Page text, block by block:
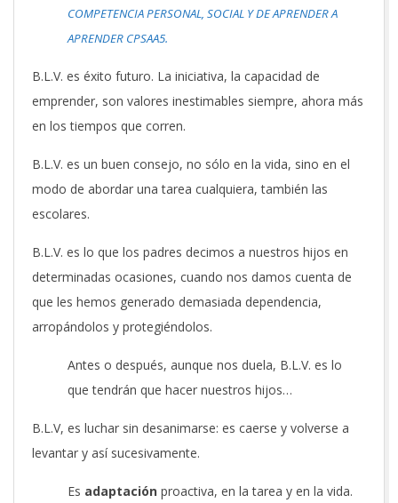
COMPETENCIA PERSONAL, SOCIAL Y DE APRENDER A
APRENDER CPSAA5.
B.L.V. es éxito futuro. La iniciativa, la capacidad de
emprender, son valores inestimables siempre, ahora más
en los tiempos que corren.
B.L.V. es un buen consejo, no sólo en la vida, sino en el
modo de abordar una tarea cualquiera, también las
escolares.
B.L.V. es lo que los padres decimos a nuestros hijos en
determinadas ocasiones, cuando nos damos cuenta de
que les hemos generado demasiada dependencia,
arropándolos y protegiéndolos.
Antes o después, aunque nos duela, B.L.V. es lo
que tendrán que hacer nuestros hijos…
B.L.V, es luchar sin desanimarse: es caerse y volverse a
levantar y así sucesivamente.
Es adaptación proactiva, en la tarea y en la vida.